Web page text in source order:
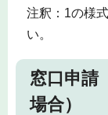
注釈：1の様
い。
窓口申請
場合）